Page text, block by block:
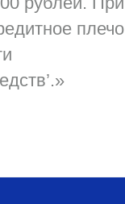
плечо